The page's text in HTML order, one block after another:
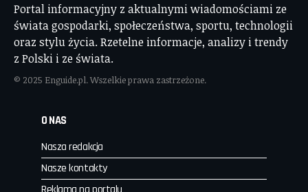
Portal informacyjny z aktualnymi wiadomościami ze
świata gospodarki, społeczeństwa, sportu, technologii
oraz stylu życia. Rzetelne informacje, analizy i trendy
z Polski i ze świata.
© 2025 Enguide.pl. Wszelkie prawa zastrzeżone.
O NAS
Nasza redakcja
Nasze kontakty